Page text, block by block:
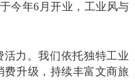
今年6月开业，工业风与
力。我们依托独特工业
升级，持续丰富文商旅